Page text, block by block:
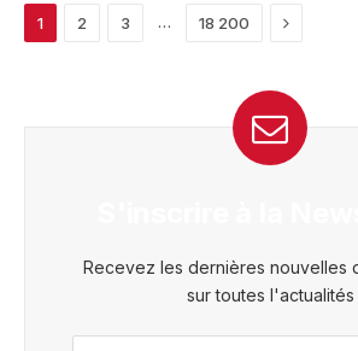
1 2 3 … 18 200 Next
Recevez les dernières nouvelles
sur toutes l'actualités